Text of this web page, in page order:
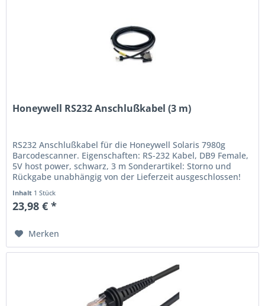
Honeywell RS232 Anschlußkabel (3 m)
RS232 Anschlußkabel für die Honeywell Solaris 7980g
Barcodescanner. Eigenschaften: RS-232 Kabel, DB9 Female,
5V host power, schwarz, 3 m Sonderartikel: Storno und
Rückgabe unabhängig von der Lieferzeit ausgeschlossen!
Inhalt 1 Stück
23,98 € *
Merken